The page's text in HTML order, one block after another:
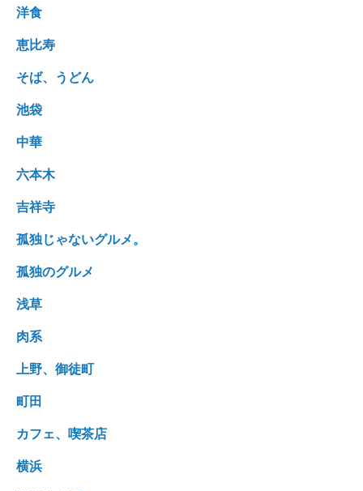
洋食
恵比寿
そば、うどん
池袋
中華
六本木
吉祥寺
孤独じゃないグルメ。
孤独のグルメ
浅草
肉系
上野、御徒町
町田
カフェ、喫茶店
横浜